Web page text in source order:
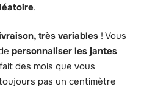
.
très variables ! Vous
personnaliser les jantes
des mois que vous
pas un centimètre